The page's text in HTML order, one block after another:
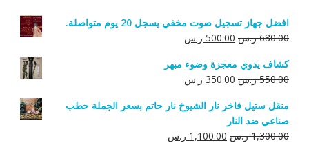
افضل جهاز تسجيل صوت مخفي يسجل 20 يوم متواصلة.
680.00 ر.س السعر
هو:
680.00 ر.س.
500.00 ر.سالسعر
هو:
500.00 ر.س.
كشاف يدوي معجزة وضوء مبهر
550.00 ر.س السعر
هو:
550.00 ر.س.
350.00 ر.سالسعر
هو:
منقل ستيل فاخر نار الشيوخ نار حاتم بسعر الجملة حطب
صناعي ضد النار
1,300.00 ر.س السعر
1,100.00 ر.سالسعر